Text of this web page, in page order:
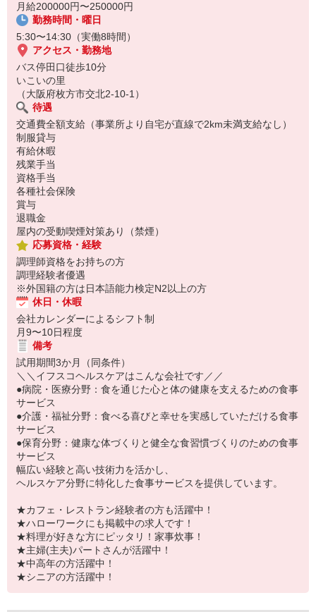
●仕事を丁寧に教えていただける環境、研修が充実している
●病気で長期の休みを余儀なくされた時も応援の方に来ていただ
き、
元の職場に戻れるように配慮していただいたとき。
イフスコで働いて本当によかったと思いました。
●コロナで働けなくなったとき、一早く休業手当が出たくらい柔
軟な対応（福利厚生）
●長年勤めることができて、子供二人大学卒業し社会人として働
いている。
60歳過ぎてエルダー社員として再就職でき、同じ仲間と続けて仕
事できている
月給200000円〜250000円
勤務時間・曜日
5:30〜14:30（実働8時間）
アクセス・勤務地
バス停田口徒歩10分
いこいの里
（大阪府枚方市交北2-10-1）
待遇
交通費全額支給（事業所より自宅が直線で2km未満支給なし）
制服貸与
有給休暇
残業手当
資格手当
各種社会保険
賞与
退職金
屋内の受動喫煙対策あり（禁煙）
応募資格・経験
調理師資格をお持ちの方
調理経験者優遇
※外国籍の方は日本語能力検定N2以上の方
休日・休暇
会社カレンダーによるシフト制
月9〜10日程度
備考
試用期間3か月（同条件）
＼＼イフスコヘルスケアはこんな会社です／／
●病院・医療分野：食を通じた心と体の健康を支えるための食事
サービス
●介護・福祉分野：食べる喜びと幸せを実感していただける食事
サービス
●保育分野：健康な体づくりと健全な食習慣づくりのための食事
サービス
幅広い経験と高い技術力を活かし、
ヘルスケア分野に特化した食事サービスを提供しています。
★カフェ・レストラン経験者の方も活躍中！
★ハローワークにも掲載中の求人です！
★料理が好きな方にピッタリ！家事炊事！
★主婦(主夫)パートさんが活躍中！
★中高年の方活躍中！
★シニアの方活躍中！